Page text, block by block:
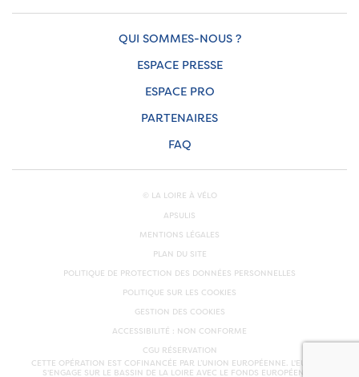
QUI SOMMES-NOUS ?
ESPACE PRESSE
ESPACE PRO
PARTENAIRES
FAQ
© LA LOIRE À VÉLO
APSULIS
MENTIONS LÉGALES
PLAN DU SITE
POLITIQUE DE PROTECTION DES DONNÉES PERSONNELLES
POLITIQUE SUR LES COOKIES
GESTION DES COOKIES
ACCESSIBILITÉ : NON CONFORME
CGU RÉSERVATION
CETTE OPÉRATION EST COFINANCÉE PAR L’UNION EUROPÉENNE. L'EUROPE
S'ENGAGE SUR LE BASSIN DE LA LOIRE AVEC LE FONDS EUROPÉEN DE